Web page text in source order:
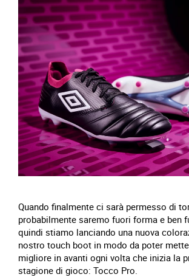
Quando finalmente ci sarà permesso di
probabilmente saremo fuori forma e ben
quindi stiamo lanciando una nuova
nostro touch boot in modo da poter
migliore in avanti ogni volta che inizia la
stagione di gioco: Tocco Pro.